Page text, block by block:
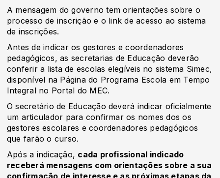
A mensagem do governo tem orientações sobre o
processo de inscrição e o link de acesso ao sistema
de inscrições.
Antes de indicar os gestores e coordenadores
pedagógicos, as secretarias de Educação deverão
conferir a lista de escolas elegíveis no sistema Simec,
disponível na Página do Programa Escola em Tempo
Integral no Portal do MEC.
O secretário de Educação deverá indicar oficialmente
um articulador para confirmar os nomes dos os
gestores escolares e coordenadores pedagógicos
que farão o curso.
Após a indicação, cada profissional indicado
receberá mensagens com orientações sobre a sua